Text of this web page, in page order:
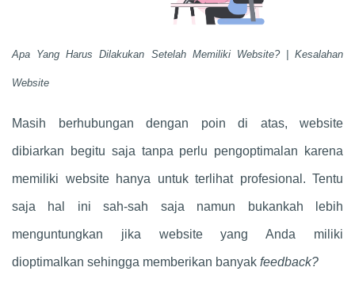
Apa Yang Harus Dilakukan Setelah Memiliki Website? | Kesalahan
Website
Masih berhubungan dengan poin di atas, website
dibiarkan begitu saja tanpa perlu pengoptimalan karena
memiliki website hanya untuk terlihat profesional. Tentu
saja hal ini sah-sah saja namun bukankah lebih
menguntungkan jika website yang Anda miliki
dioptimalkan sehingga memberikan banyak feedback?